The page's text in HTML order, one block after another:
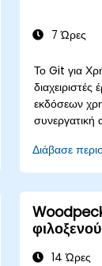
7 Ώρες
Το Git για
διαχειριστές
εκδόσεων
συνεργατική
εργασίας
διαφορών, τις
μοτίβα
λογισμικού
Διάβασε
14 Ώρες